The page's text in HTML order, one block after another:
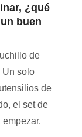
¿qué
buen
de
Un solo
de
el set de